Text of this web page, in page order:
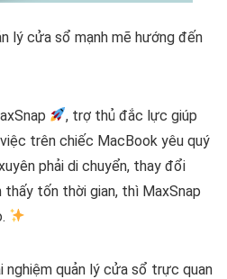
lý cửa sổ mạnh mẽ hướng đến
, trợ thủ đắc lực giúp
trên chiếc MacBook yêu quý
phải di chuyển, thay đổi
tốn thời gian, thì MaxSnap
nghiệm quản lý cửa sổ trực quan